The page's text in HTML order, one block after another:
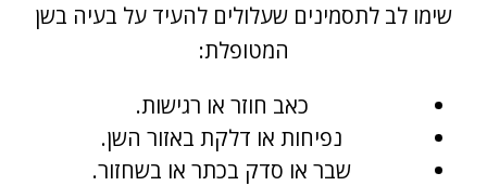
שימו לב לתסמינים שעלולים להעיד על בעיה בשן
המטופלת:
כאב חוזר או רגישות.
נפיחות או דלקת באזור השן.
שבר או סדק בכתר או בשחזור.